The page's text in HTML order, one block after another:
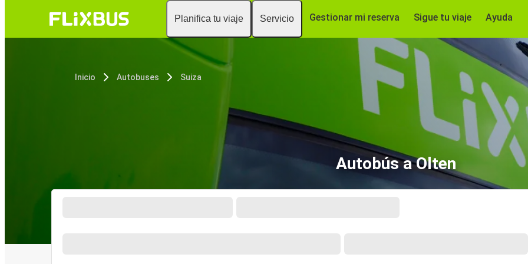
Planifica tu viaje Servicio Gestionar mi reserva Sigue tu viaje Ayuda
Inicio Autobuses Suiza
Autobús a Olten